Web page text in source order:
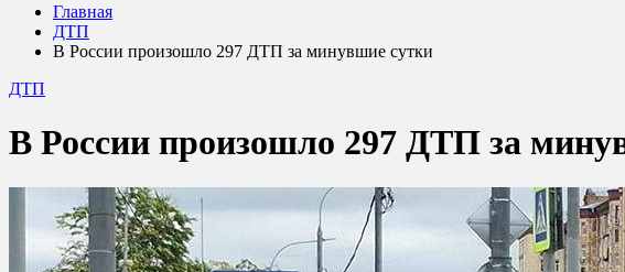
Главная
ДТП
В России произошло 297 ДТП за минувшие сутки
ДТП
В России произошло 297 ДТП за